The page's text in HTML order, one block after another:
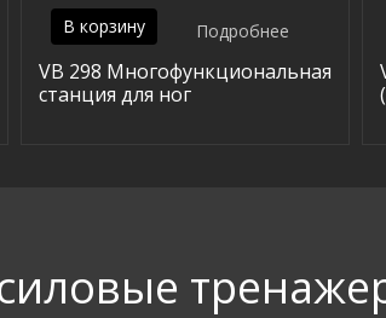
В корзину Подробнее
VB 298 Многофункциональная
станция для ног